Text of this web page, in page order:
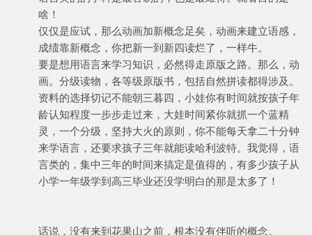
啥！
仅仅是应试，那么动画加新概念足矣，动画来建立语感，
成绩靠新概念，你把新一到新四读烂了，一样牛。
要是想用语言来学习知识，必然得走原版之路。那么，动
画。分级读物，各等级原版书，包括自然拼读都得涉及。
资料的选择切记不能朝三暮四，小娃你有时间就按孩子年
龄认知程度一步步走过来，大娃时间紧你就抓一个蓝精
灵，一个分级，坚持大火的原则，你不能每天拿二十分钟
来学语言，还要求孩子三年就能读哈利波特。我觉得，语
言类的，集中三年的时间来搞定是值得的，有多少孩子从
小学一年级学到高三毕业还没学明白的那是太多了！
话说，没有来到花果山之前，根本没有伴听的概念。